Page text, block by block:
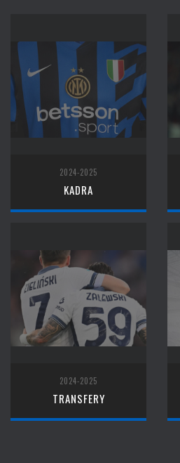
2024-2025
KADRA
2024-2025
TRANSFERY